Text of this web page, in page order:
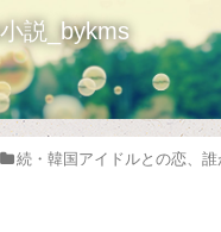
説_bykms
続・韓国アイドルとの恋、